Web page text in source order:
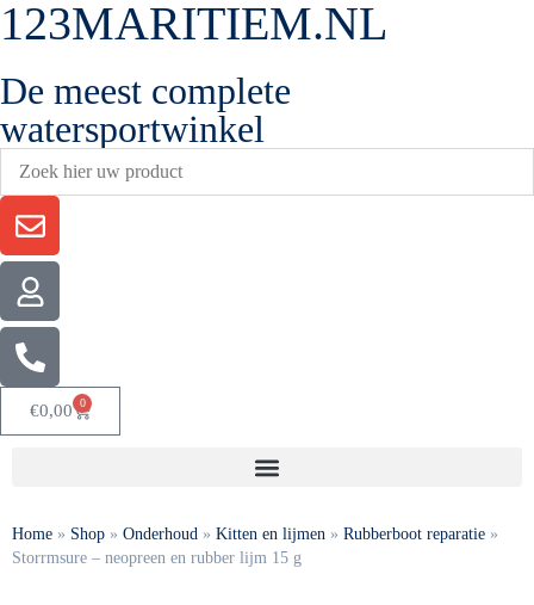
123MARITIEM.NL
De meest complete
watersportwinkel
€0,00 0
Home » Shop » Onderhoud » Kitten en lijmen » Rubberboot reparatie »
Storrmsure – neopreen en rubber lijm 15 g